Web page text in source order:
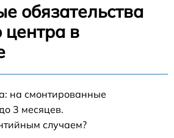
обязательства
центра в
на смонтированные
3 месяцев.
случаем?